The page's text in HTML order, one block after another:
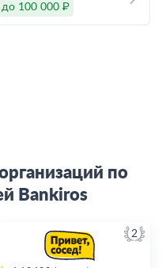
до 100 000 ₽
по
Bankiros
2